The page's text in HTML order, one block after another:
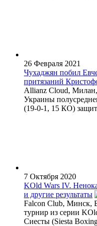
26 Февраля 2021
Чухаджян побил
притязаний
Allianz Cloud,
Украины
(19-0-1, 15 КО)
7 Октября 2020
KOld Wars IV.
и другие результаты
Falcon Club, Минск,
турнир из серии
Сиесты (Siesta